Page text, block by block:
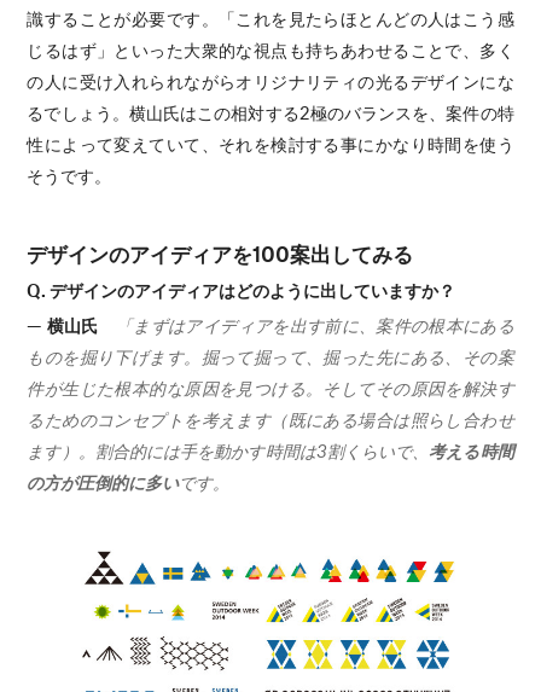
識することが必要です。「これを見たらほとんどの人はこう感
じるはず」といった大衆的な視点も持ちあわせることで、多く
の人に受け入れられながらオリジナリティの光るデザインにな
るでしょう。横山氏はこの相対する2極のバランスを、案件の特
性によって変えていて、それを検討する事にかなり時間を使う
そうです。
デザインのアイディアを100案出してみる
Q. デザインのアイディアはどのように出していますか？
— 横山氏
「まずはアイディアを出す前に、案件の根本にある
ものを掘り下げます。掘って掘って、掘った先にある、その案
件が生じた根本的な原因を見つける。そしてその原因を解決す
るためのコンセプトを考えます（既にある場合は照らし合わせ
ます）。割合的には手を動かす時間は3割くらいで、 考える時間
の方が圧倒的に多いです。